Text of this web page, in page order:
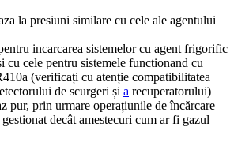
la presiuni similare cu cele ale agentului
incarcarea sistemelor cu agent frigorific
cu cele pentru sistemele functionand cu
(verificați cu atenție compatibilitatea
de scurgeri și a recuperatorului)
pur, prin urmare operațiunile de încărcare
decât amestecuri cum ar fi gazul